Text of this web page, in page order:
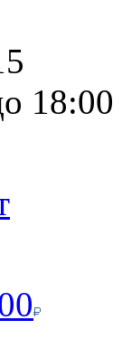
18:00